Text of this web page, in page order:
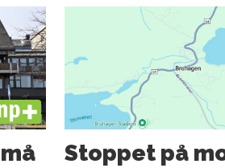
PLUS
Stoppet på